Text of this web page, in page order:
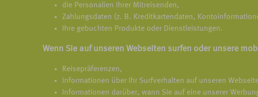
die Personalien Ihrer Mitreisenden,
Zahlungsdaten (z. B. Kreditkartendaten,
Ihre gebuchten Produkte oder Dienstleistungen.
Wenn Sie auf unseren Webseiten surfen oder unsere
Reisepräferenzen,
Informationen über Ihr Surfverhalten auf unseren
Informationen darüber, wann Sie auf eine unserer